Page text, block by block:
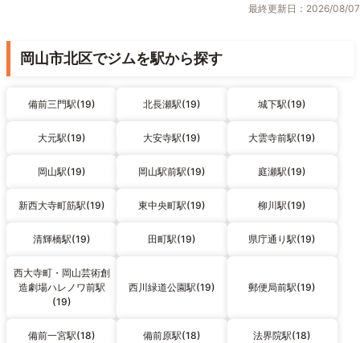
最終更新日：2026/08/07
岡山市北区でジムを駅から探す
備前三門駅(19) 北長瀬駅(19) 城下駅(19)
大元駅(19) 大安寺駅(19) 大雲寺前駅(19)
岡山駅(19) 岡山駅前駅(19) 庭瀬駅(19)
新西大寺町筋駅(19) 東中央町駅(19) 柳川駅(19)
清輝橋駅(19) 田町駅(19) 県庁通り駅(19)
西大寺町・岡山芸術創
造劇場ハレノワ前駅
(19)
西川緑道公園駅(19) 郵便局前駅(19)
備前一宮駅(18) 備前原駅(18) 法界院駅(18)